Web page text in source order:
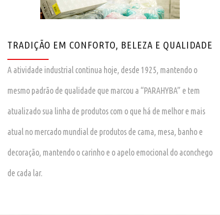
TRADIÇÃO EM CONFORTO, BELEZA E QUALIDADE
A atividade industrial continua hoje, desde 1925, mantendo o
mesmo padrão de qualidade que marcou a “PARAHYBA” e tem
atualizado sua linha de produtos com o que há de melhor e mais
atual no mercado mundial de produtos de cama, mesa, banho e
decoração, mantendo o carinho e o apelo emocional do aconchego
de cada lar.